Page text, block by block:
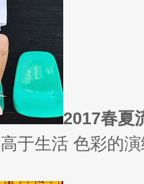
相信
曾经深信不疑，